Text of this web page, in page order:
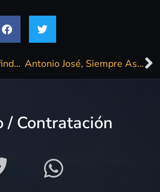
Despide julio con un ‘finde’ intenso en la provincia de Córdoba Antonio José, Siempre Así, Daniel J, Javier Ojeda y Marisol Bizcocho estarán en la Real Feria de San Miguel
/ Contratación